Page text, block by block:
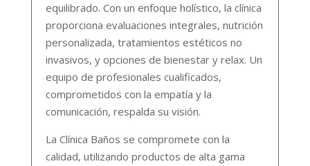
equilibrado. Con un enfoque holístico, la clínica
proporciona evaluaciones integrales, nutrición
personalizada, tratamientos estéticos no
invasivos, y opciones de bienestar y relax. Un
equipo de profesionales cualificados,
comprometidos con la empatía y la
comunicación, respalda su visión.
La Clínica Baños se compromete con la
calidad, utilizando productos de alta gama